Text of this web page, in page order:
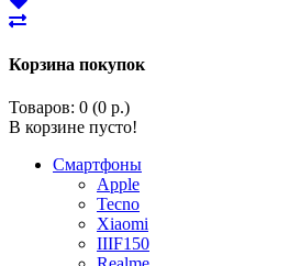
Корзина покупок
Товаров: 0 (0 р.)
В корзине пусто!
Смартфоны
Apple
Tecno
Xiaomi
IIIF150